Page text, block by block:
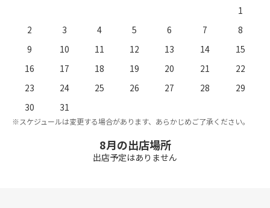
1
2
3 4 5 6 7
8
9
10 11 12 13 14
15
16
17 18 19 20 21
22
23
24 25 26 27 28
29
30
31
※スケジュールは変更する場合があります、あらかじめご了承ください。
8月の出店場所
出店予定はありません